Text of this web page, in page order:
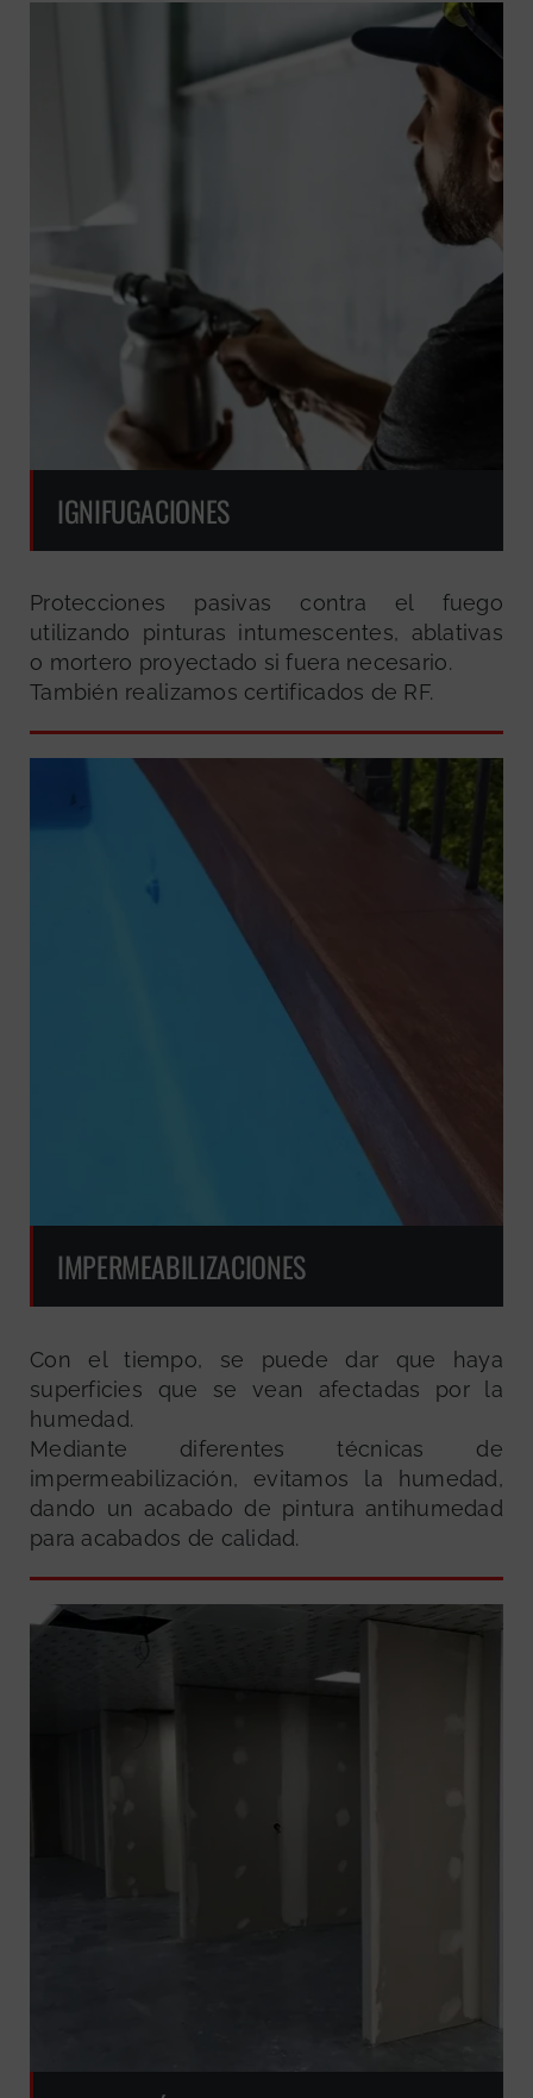
IGNIFUGACIONES
Protecciones pasivas contra el fuego
utilizando pinturas intumescentes, ablativas
o mortero proyectado si fuera necesario.
También realizamos certificados de RF.
IMPERMEABILIZACIONES
Con el tiempo, se puede dar que haya
superficies que se vean afectadas por la
humedad.
Mediante diferentes técnicas de
impermeabilización, evitamos la humedad,
dando un acabado de pintura antihumedad
para acabados de calidad.